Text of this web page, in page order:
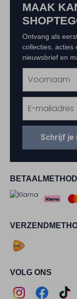
VOLG ONS
MAAK
Ontvang als
collecties, acties
nieuwsbrief en
Schrijf je